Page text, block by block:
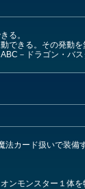
る。
きる。その発動を
－ドラゴン・バ
カード扱いで装
モンスター１体を